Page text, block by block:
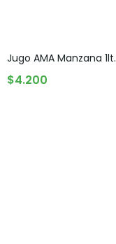
Jugo AMA Manzana 1lt.
$4.200